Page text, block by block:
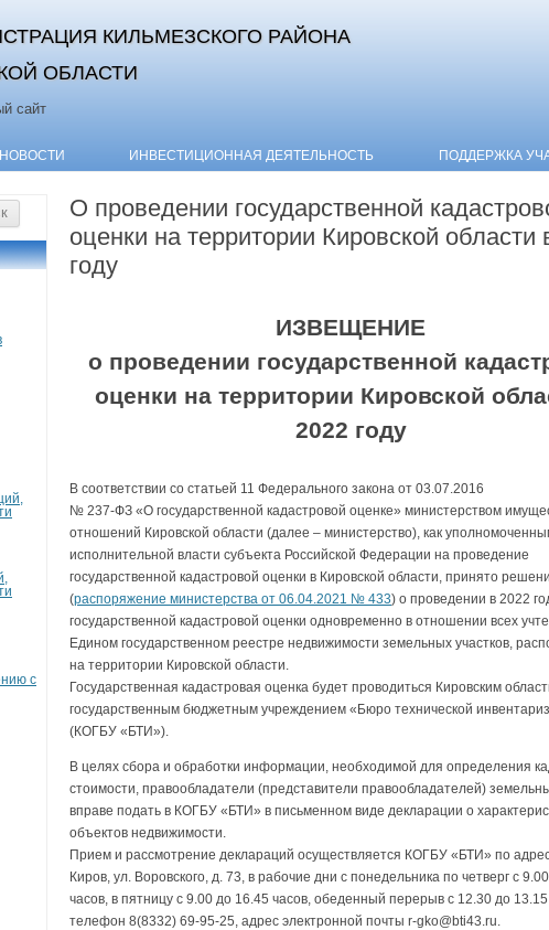
КИЛЬМЕЗСКОГО РАЙОНА
ОБЛАСТИ
сайт
Skip to content
НОВОСТИ ИНВЕСТИЦИОННАЯ ДЕЯТЕЛЬНОСТЬ ПОДДЕРЖКА
с
О проведении государственной
оценки на территории Кировской области
году
ИЗВЕЩЕНИЕ
о проведении государственной
оценки на территории Кировской
2022 году
В соответствии со статьей 11 Федерального закона от 03.07.2016
№ 237-ФЗ «О государственной кадастровой оценке» министерством
отношений Кировской области (далее – министерство), как
исполнительной власти субъекта Российской Федерации на проведение
государственной кадастровой оценки в Кировской области, принято
(распоряжение министерства от 06.04.2021 № 433) о проведении в 2022
государственной кадастровой оценки одновременно в отношении всех
Едином государственном реестре недвижимости земельных участков,
на территории Кировской области.
Государственная кадастровая оценка будет проводиться Кировским
государственным бюджетным учреждением «Бюро технической
(КОГБУ «БТИ»).
В целях сбора и обработки информации, необходимой для определения
стоимости, правообладатели (представители правообладателей)
вправе подать в КОГБУ «БТИ» в письменном виде декларации о
объектов недвижимости.
Прием и рассмотрение деклараций осуществляется КОГБУ «БТИ» по
Киров, ул. Воровского, д. 73, в рабочие дни с понедельника по четверг с
часов, в пятницу с 9.00 до 16.45 часов, обеденный перерыв с 12.30 до 13.15
телефон 8(8332) 69-95-25, адрес электронной почты r-gko@bti43.ru.